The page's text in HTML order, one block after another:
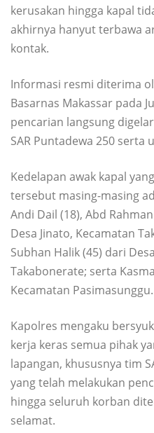
kerusakan hingga kapal
akhirnya hanyut terbawa
kontak.
Informasi resmi diterima
Basarnas Makassar pada
pencarian langsung
SAR Puntadewa 250 serta
Kedelapan awak kapal
tersebut masing-masing
Andi Dail (18), Abd
Desa Jinato, Kecamatan
Subhan Halik (45) dari
Takabonerate; serta
Kecamatan Pasimasunggu.
Kapolres mengaku
kerja keras semua pihak
lapangan, khususnya tim
yang telah melakukan
hingga seluruh korban
selamat.